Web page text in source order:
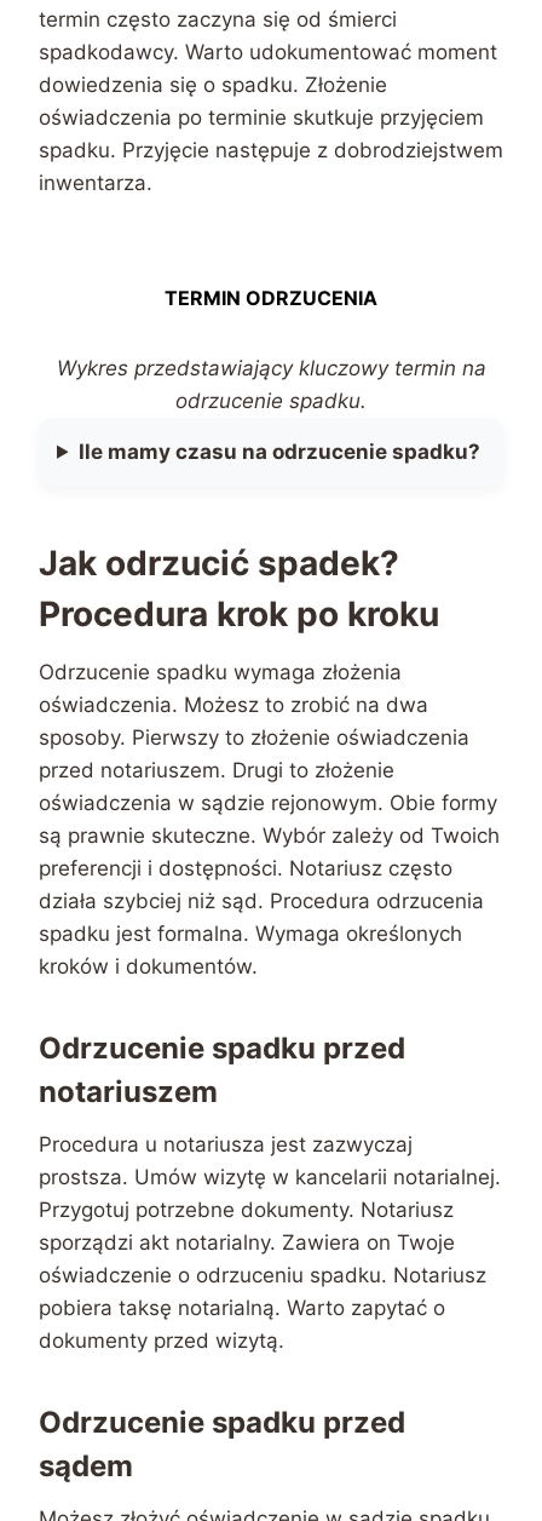
termin często zaczyna się od śmierci
spadkodawcy. Warto udokumentować moment
dowiedzenia się o spadku. Złożenie
oświadczenia po terminie skutkuje przyjęciem
spadku. Przyjęcie następuje z dobrodziejstwem
inwentarza.
TERMIN ODRZUCENIA
Wykres przedstawiający kluczowy termin na
odrzucenie spadku.
Ile mamy czasu na odrzucenie spadku?
Jak odrzucić spadek?
Procedura krok po kroku
Odrzucenie spadku wymaga złożenia
oświadczenia. Możesz to zrobić na dwa
sposoby. Pierwszy to złożenie oświadczenia
przed notariuszem. Drugi to złożenie
oświadczenia w sądzie rejonowym. Obie formy
są prawnie skuteczne. Wybór zależy od Twoich
preferencji i dostępności. Notariusz często
działa szybciej niż sąd. Procedura odrzucenia
spadku jest formalna. Wymaga określonych
kroków i dokumentów.
Odrzucenie spadku przed
notariuszem
Procedura u notariusza jest zazwyczaj
prostsza. Umów wizytę w kancelarii notarialnej.
Przygotuj potrzebne dokumenty. Notariusz
sporządzi akt notarialny. Zawiera on Twoje
oświadczenie o odrzuceniu spadku. Notariusz
pobiera taksę notarialną. Warto zapytać o
dokumenty przed wizytą.
Odrzucenie spadku przed
sądem